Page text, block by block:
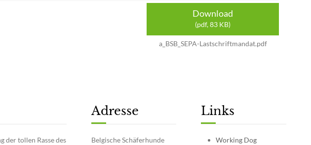
Download
(pdf,83 KB)
a_BSB_SEPA-Lastschriftmandat.pdf
der tollen Rasse des
Adresse
Belgische Schäferhunde
Links
Working Dog